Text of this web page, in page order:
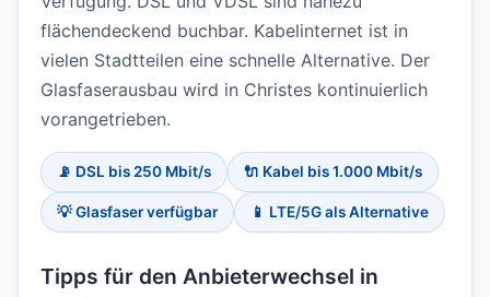
flächendeckend buchbar. Kabelinternet ist in
vielen Stadtteilen eine schnelle Alternative. Der
Glasfaserausbau wird in Christes kontinuierlich
vorangetrieben.
📡 DSL bis 250 Mbit/s 🔌 Kabel bis 1.000 Mbit/s
💡 Glasfaser verfügbar 📱 LTE/5G als Alternative
Tipps für den Anbieterwechsel in